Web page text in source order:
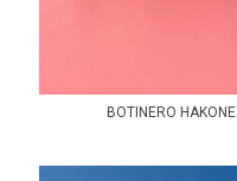
BOTINERO HAKONE